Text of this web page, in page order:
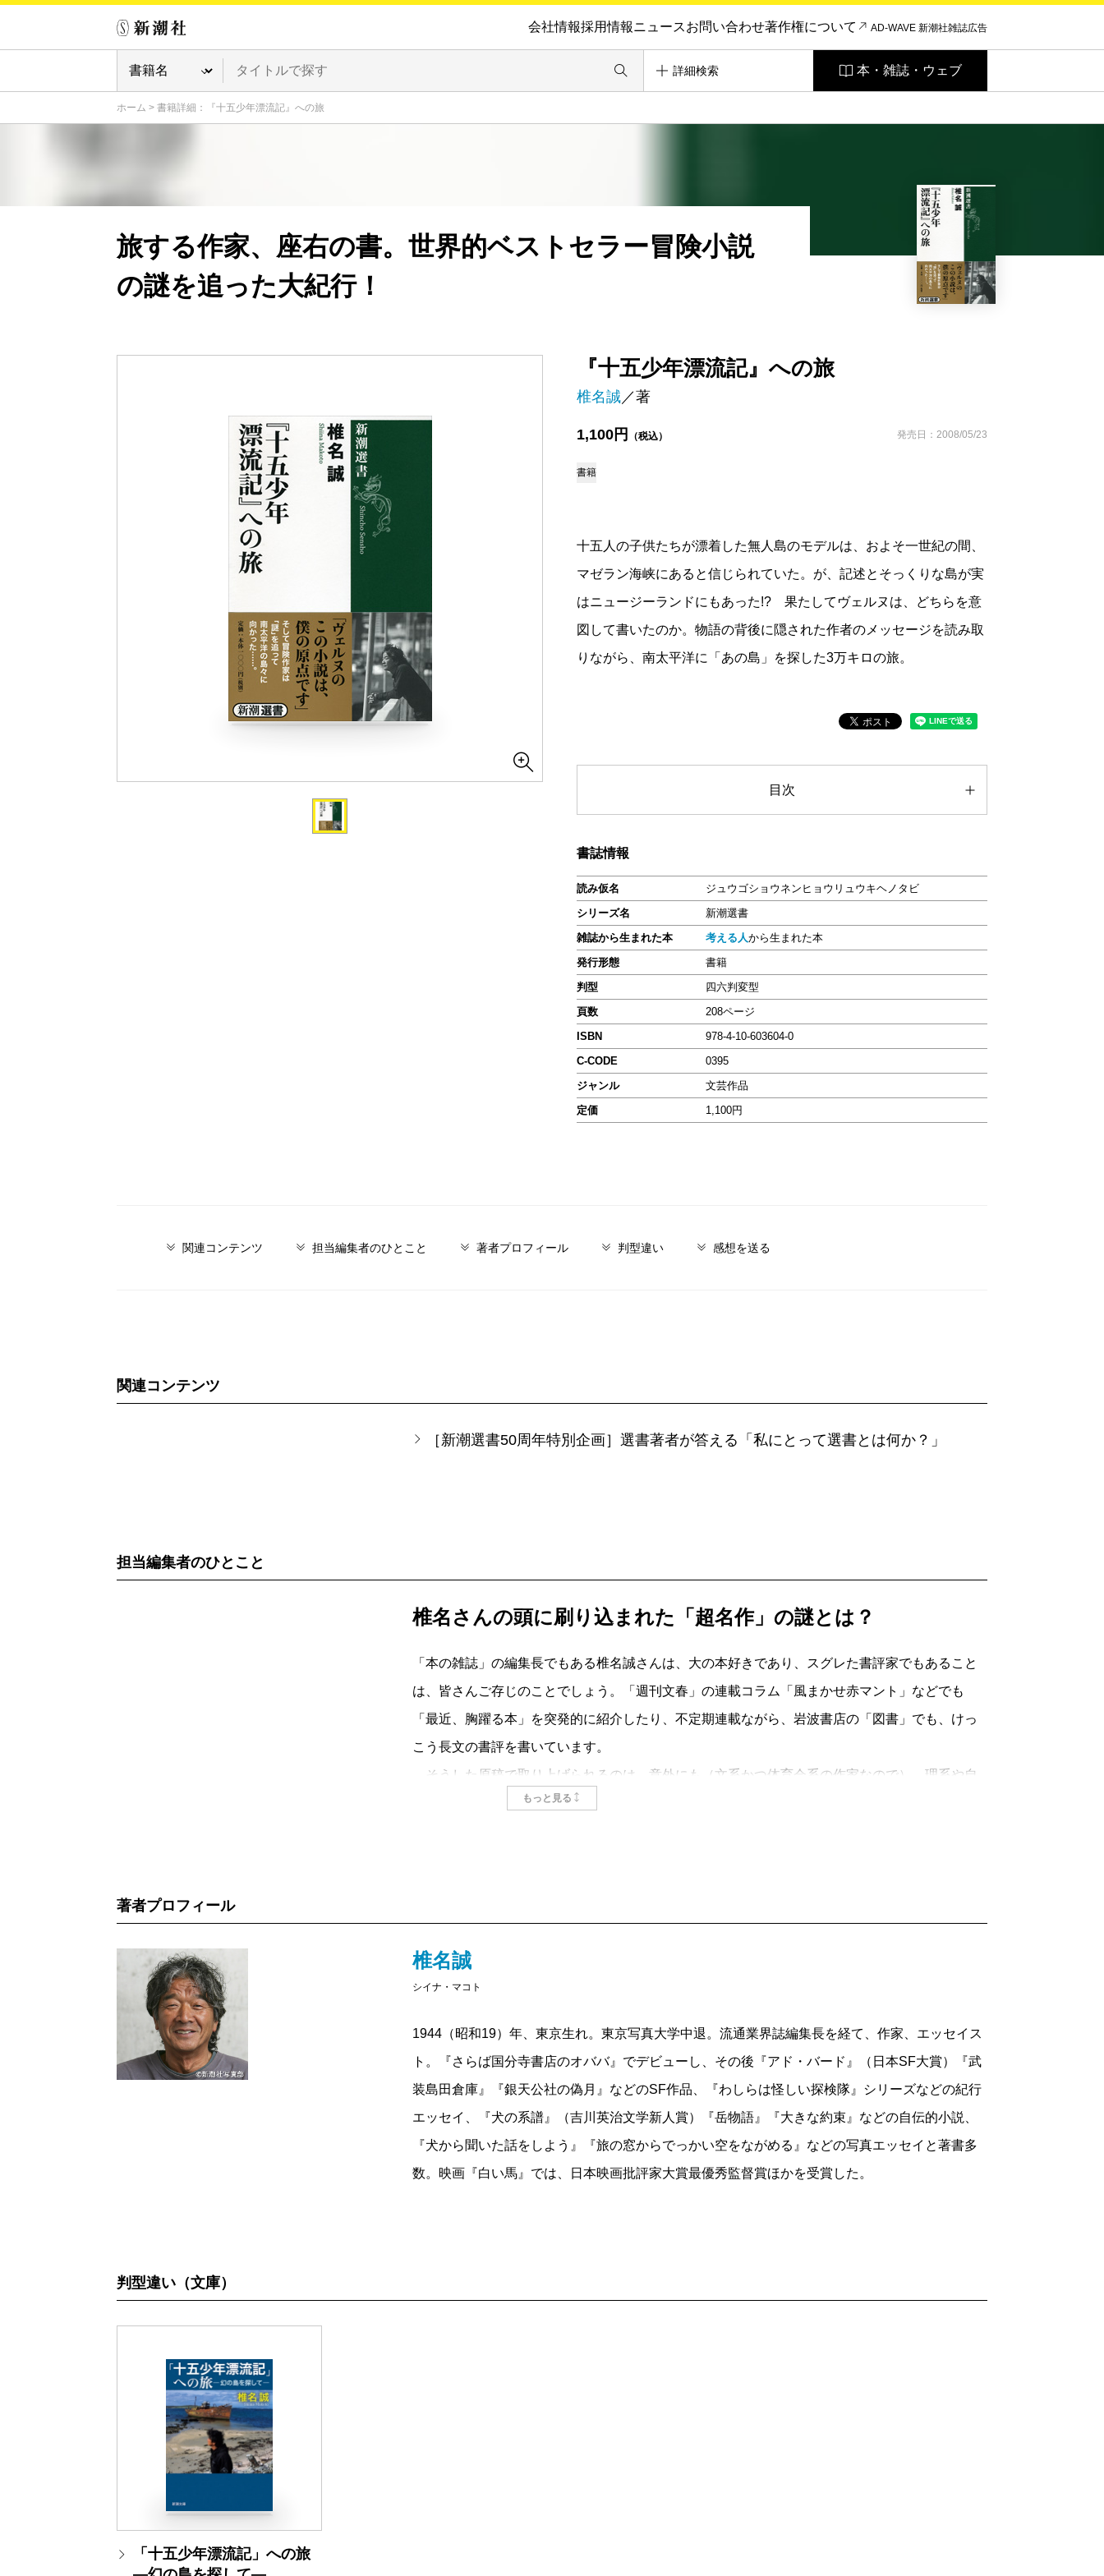
会社情報採用情報ニュースお問い合わせ著作権について AD-WAVE 新潮社雑誌広告
詳細検索 本・雑誌・ウェブ
ホーム > 書籍詳細：『十五少年漂流記』への旅
『十五少年漂流記』への旅
椎名誠／著
1,100円 （税込） 発売日：2008/05/23
書籍
旅する作家、座右の書。世界的ベストセラー冒険小説
の謎を追った大紀行！
十五人の子供たちが漂着した無人島のモデルは、およそ一世紀の間、
マゼラン海峡にあると信じられていた。が、記述とそっくりな島が実
はニュージーランドにもあった!? 果たしてヴェルヌは、どちらを意
図して書いたのか。物語の背後に隠された作者のメッセージを読み取
りながら、南太平洋に「あの島」を探した3万キロの旅。
目次
書誌情報
読み仮名
ジュウゴショウネンヒョウリュウキヘノタビ
シリーズ名
新潮選書
雑誌から生まれた本
考える人から生まれた本
発行形態
書籍
判型
四六判変型
頁数
208ページ
ISBN
978-4-10-603604-0
C-CODE
0395
ジャンル
文芸作品
定価
1,100円
関連コンテンツ 担当編集者のひとこと 著者プロフィール 判型違い 感想を送る
関連コンテンツ
［新潮選書50周年特別企画］選書著者が答える「私にとって選書とは何か？」
担当編集者のひとこと
椎名さんの頭に刷り込まれた「超名作」の謎とは？
「本の雑誌」の編集長でもある椎名誠さんは、大の本好きであり、スグレた書評家でもあること
は、皆さんご存じのことでしょう。「週刊文春」の連載コラム「風まかせ赤マント」などでも
「最近、胸躍る本」を突発的に紹介したり、不定期連載ながら、岩波書店の「図書」でも、けっ
こう長文の書評を書いています。
そうした原稿で取り上げられるのは、意外にも（文系かつ体育会系の作家なので）、理系や自
然界をテーマにしたものが多いのです。中でも十八番（おはこ）のテーマが、「漂流」「遭難」
ニー』（レドモンド・オハンロン、土屋政雄訳、新潮社）です。内容紹介は書き出すと長くなる
間違いなしです。
さて、「生まれた瞬間、見たモノを親と思う」と言ったのは、ハイイロガンの雛を観察した動
物学者ローレンツですが、ヒトの読書傾向もこれに似ているような気がします。初めて読んだ本
は、大なり小なり、今の自分の人生に影響を与えるのではないでしょうか。椎名さんが小学校の
図書館で初めて読んで感動した1冊が、今回の本のテーマでもある、ジュール・ヴェルヌの『十五
少年漂流記』でした。これが決定的な経験となり、椎名さんは世界各地の秘境を旅する作家とな
に隠された「謎」を解明しに南太平洋をグルリと回ってしまう……というのが、今回の紀行文で
もっと見る
著者プロフィール
椎名誠
シイナ・マコト
1944（昭和19）年、東京生れ。東京写真大学中退。流通業界誌編集長を経て、作家、エッセイス
ト。『さらば国分寺書店のオババ』でデビューし、その後『アド・バード』（日本SF大賞）『武
装島田倉庫』『銀天公社の偽月』などのSF作品、『わしらは怪しい探検隊』シリーズなどの紀行
エッセイ、『犬の系譜』（吉川英治文学新人賞）『岳物語』『大きな約束』などの自伝的小説、
『犬から聞いた話をしよう』『旅の窓からでっかい空をながめる』などの写真エッセイと著書多
数。映画『白い馬』では、日本映画批評家大賞最優秀監督賞ほかを受賞した。
判型違い（文庫）
「十五少年漂流記」への旅